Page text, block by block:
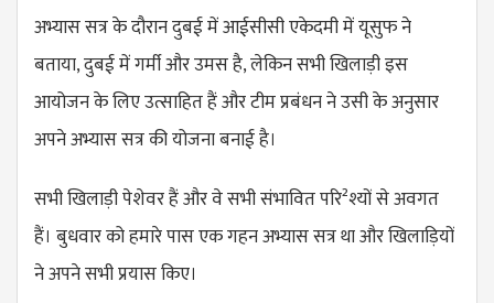
अभ्यास सत्र के दौरान दुबई में आईसीसी एकेदमी में यूसुफ ने
बताया, दुबई में गर्मी और उमस है, लेकिन सभी खिलाड़ी इस
आयोजन के लिए उत्साहित हैं और टीम प्रबंधन ने उसी के अनुसार
अपने अभ्यास सत्र की योजना बनाई है।
सभी खिलाड़ी पेशेवर हैं और वे सभी संभावित परि²श्यों से अवगत
हैं। बुधवार को हमारे पास एक गहन अभ्यास सत्र था और खिलाड़ियों
ने अपने सभी प्रयास किए।